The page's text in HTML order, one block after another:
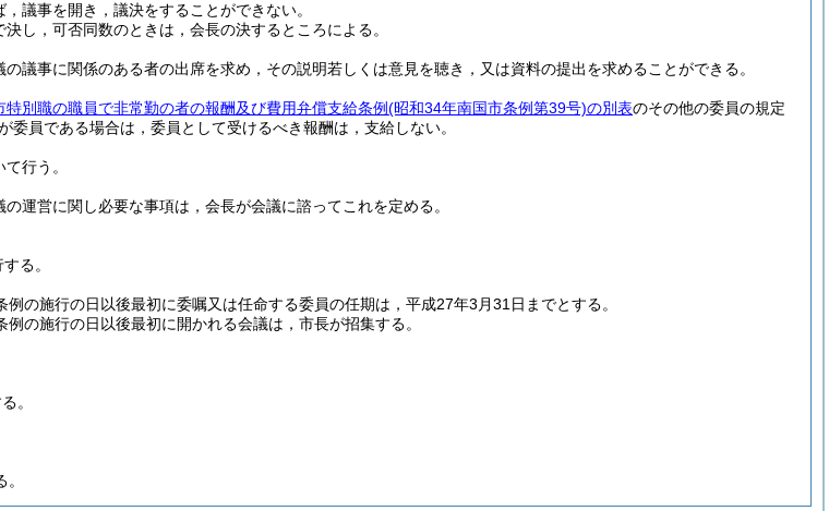
議事を開き，議決をすることができない。
し，可否同数のときは，会長の決するところによる。
議事に関係のある者の出席を求め，その説明若しくは意見を聴き，又は資料の提出を求めることができる。
特別職の職員で非常勤の者の報酬及び費用弁償支給条例(昭和34年南国市条例第39号)の別表のその他の委員の規定
委員である場合は，委員として受けるべき報酬は，支給しない。
行う。
運営に関し必要な事項は，会長が会議に諮ってこれを定める。
る。
の施行の日以後最初に委嘱又は任命する委員の任期は，平成27年3月31日までとする。
の施行の日以後最初に開かれる会議は，市長が招集する。
。